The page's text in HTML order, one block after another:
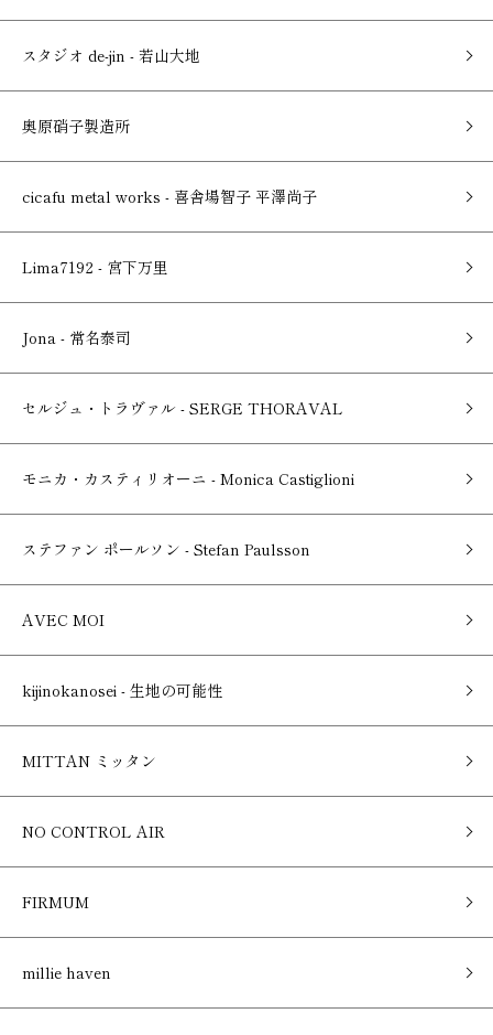
スタジオ de-jin - 若山大地
奥原硝子製造所
cicafu metal works - 喜舎場智子 平澤尚子
Lima7192 - 宮下万里
Jona - 常名泰司
セルジュ・トラヴァル - SERGE THORAVAL
モニカ・カスティリオーニ - Monica Castiglioni
ステファン ポールソン - Stefan Paulsson
AVEC MOI
kijinokanosei - 生地の可能性
MITTAN ミッタン
NO CONTROL AIR
FIRMUM
millie haven